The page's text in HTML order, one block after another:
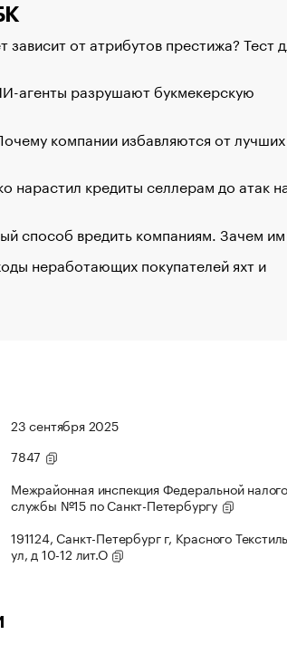
зависит от атрибутов престижа? Тест
агенты разрушают букмекерскую
компании избавляются от лучших
нарастил кредиты селлерам до атак
способ вредить компаниям. Зачем
неработающих покупателей яхт и
23 сентября 2025
7847
Межрайонная инспекция Федеральной
службы №15 по Санкт-Петербургу
191124, Санкт-Петербург г, Красного
ул, д 10-12 лит.О